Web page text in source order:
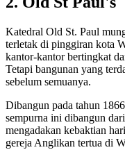
Katedral Old St. Paul
terletak di pinggiran kota
kantor-kantor bertingkat
Tetapi bangunan yang
sebelum semuanya.
Dibangun pada tahun
sempurna ini dibangun
mengadakan kebaktian
gereja Anglikan tertua di